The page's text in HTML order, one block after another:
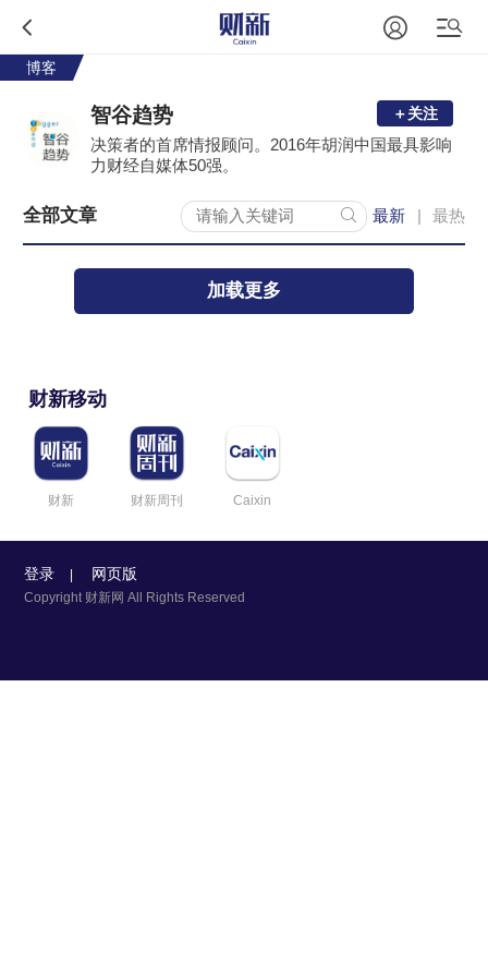
博客
智谷趋势
决策者的首席情报顾问。2016年胡润中国最具影响
力财经自媒体50强。
＋关注
全部文章 最新 最热
加载更多
财新移动
财新 财新周刊 Caixin
登录 | 网页版
Copyright 财新网 All Rights Reserved